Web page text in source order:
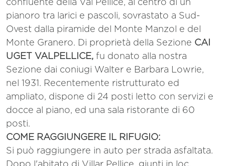
confluente della Val Pellice, al centro di un
pianoro tra larici e pascoli, sovrastato a Sud-
Ovest dalla piramide del Monte Manzol e del
Monte Granero. Di proprietà della Sezione CAI
UGET VALPELLICE, fu donato alla nostra
Sezione dai coniugi Walter e Barbara Lowrie,
nel 1931. Recentemente ristrutturato ed
ampliato, dispone di 24 posti letto con servizi e
docce al piano, ed una sala ristorante di 60
posti.
COME RAGGIUNGERE IL RIFUGIO:
Si può raggiungere in auto per strada asfaltata.